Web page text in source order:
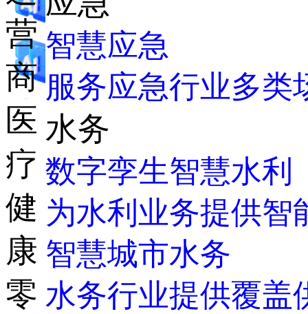
营
商
医
疗
健
康
零
智慧应急
服务应急行业多类
水务
数字孪生智慧水利
为水利业务提供智
智慧城市水务
水务行业提供覆盖